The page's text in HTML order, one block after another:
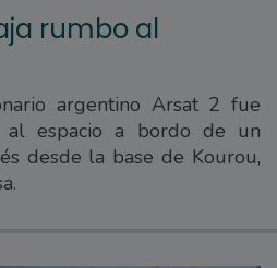
rumbo al
argentino Arsat 2 fue
al espacio a bordo de un
desde la base de Kourou,